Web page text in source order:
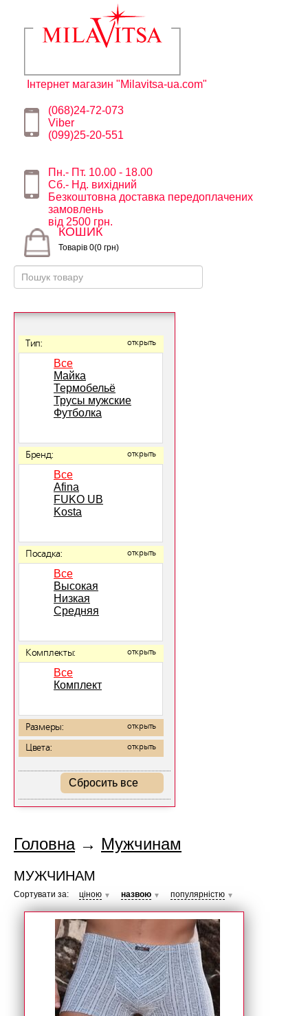
Інтернет магазин "Milavitsa-ua.com"
(068)24-72-073
Viber
(099)25-20-551
Пн.- Пт. 10.00 - 18.00
Сб.- Нд. вихідний
Безкоштовна доставка передоплачених
замовлень
від 2500 грн.
КОШИК
Товарів 0(0 грн)
Тип: открыть
Все
Майка
Термобельё
Трусы мужские
Футболка
Бренд: открыть
Все
Afina
FUKO UB
Kosta
Посадка: открыть
Все
Высокая
Низкая
Средняя
Комплекты: открыть
Все
Комплект
Размеры: открыть
Цвета: открыть
Сбросить все
Головна→ Мужчинам
МУЖЧИНАМ
Сортувати за: ціною ▼ назвою ▼ популярністю ▼